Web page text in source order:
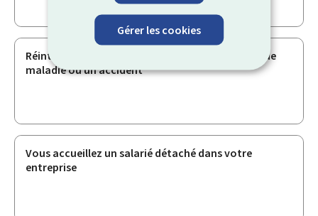
Gérer les cookies
Réintégration dans votre emploi après une longue
maladie ou un accident
Vous accueillez un salarié détaché dans votre
entreprise